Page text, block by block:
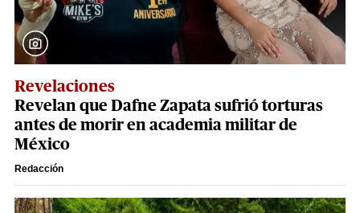
Revelaciones
Revelan que Dafne Zapata sufrió torturas
antes de morir en academia militar de
México
Redacción